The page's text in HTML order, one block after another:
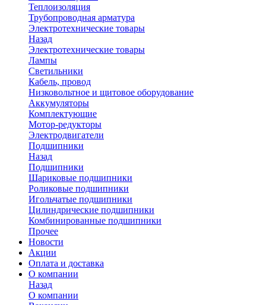
Теплоизоляция
Трубопроводная арматура
Электротехнические товары
Назад
Электротехнические товары
Лампы
Светильники
Кабель, провод
Низковольтное и щитовое оборудование
Аккумуляторы
Комплектующие
Мотор-редукторы
Электродвигатели
Подшипники
Назад
Подшипники
Шариковые подшипники
Роликовые подшипники
Игольчатые подшипники
Цилиндрические подшипники
Комбинированные подшипники
Прочее
Новости
Акции
Оплата и доставка
О компании
Назад
О компании